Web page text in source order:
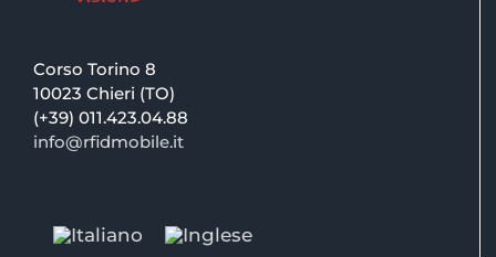
Corso Torino 8
10023 Chieri (TO)
(+39) 011.423.04.88
info@rfidmobile.it